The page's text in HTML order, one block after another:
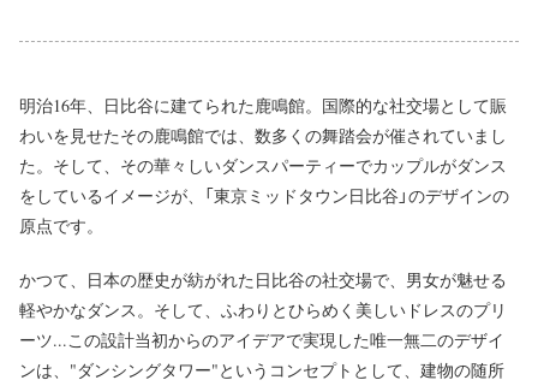
明治16年、日比谷に建てられた鹿鳴館。国際的な社交場として賑
わいを見せたその鹿鳴館では、数多くの舞踏会が催されていまし
た。そして、その華々しいダンスパーティーでカップルがダンス
をしているイメージが、「東京ミッドタウン日比谷」のデザインの
原点です。
かつて、日本の歴史が紡がれた日比谷の社交場で、男女が魅せる
軽やかなダンス。そして、ふわりとひらめく美しいドレスのプリ
ーツ...この設計当初からのアイデアで実現した唯一無二のデザイ
ンは、"ダンシングタワー"というコンセプトとして、建物の随所